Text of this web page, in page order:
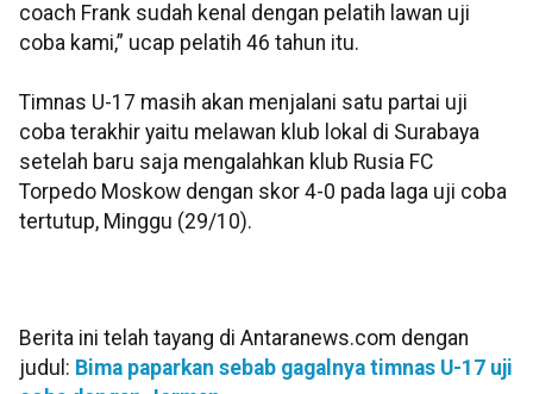
coach Frank sudah kenal dengan pelatih lawan uji
coba kami,” ucap pelatih 46 tahun itu.
Timnas U-17 masih akan menjalani satu partai uji
coba terakhir yaitu melawan klub lokal di Surabaya
setelah baru saja mengalahkan klub Rusia FC
Torpedo Moskow dengan skor 4-0 pada laga uji coba
tertutup, Minggu (29/10).
Berita ini telah tayang di Antaranews.com dengan
judul: Bima paparkan sebab gagalnya timnas U-17 uji